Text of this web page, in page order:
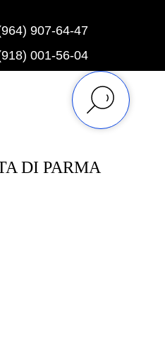
001-56-04
907-64-47
DI PARMA